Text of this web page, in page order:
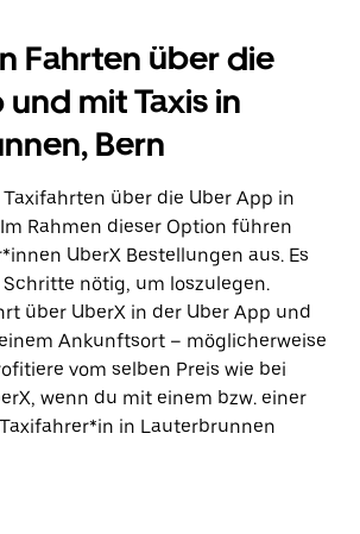
Fahrten über die
mit Taxis in
Bern
über die Uber App in
Rahmen dieser Option führen
UberX Bestellungen aus. Es
nötig, um loszulegen.
über UberX in der Uber App und
Ankunftsort – möglicherweise
vom selben Preis wie bei
wenn du mit einem bzw. einer
in Lauterbrunnen